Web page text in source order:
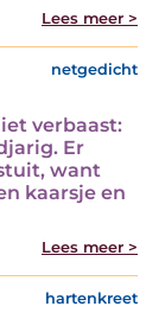
Lees meer >
netgedicht
verbaast:
Er
want
kaarsje en
Lees meer >
hartenkreet